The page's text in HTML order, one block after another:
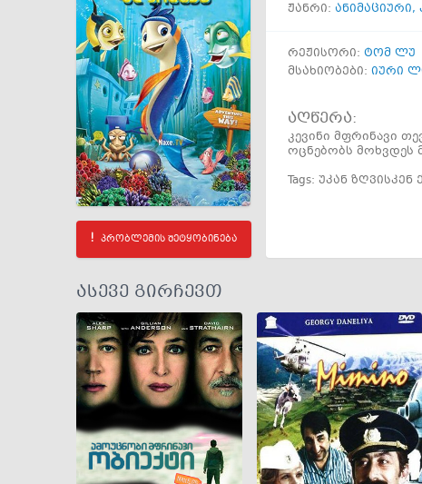
პრობლემის შეტყობინება
ჟანრი: ანიმაციური,
რეჟისორი: ტომ ლუ
მსახიობები: იური
აღწერა:
კევინი მფრინავი
ოცნებობს მოხვდეს
Tags: უკან
ასევე გირჩევთ